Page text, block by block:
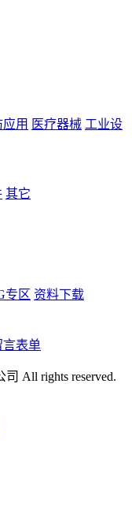
用 医疗器械 工业设
其它
专区 资料下载
言表单
All rights reserved.